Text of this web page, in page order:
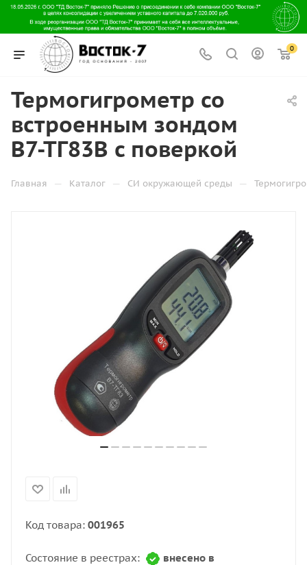
0
Термогигрометр со
встроенным зондом
В7-ТГ83В с поверкой
Главная — Каталог — СИ окружающей среды —
Код товара: 001965
Состояние в реестрах:
внесено в